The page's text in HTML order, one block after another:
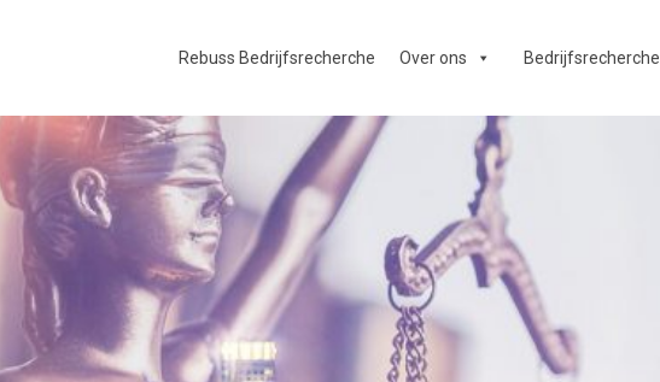
Rebuss Bedrijfsrecherche Over ons Bedrijfsrecherche